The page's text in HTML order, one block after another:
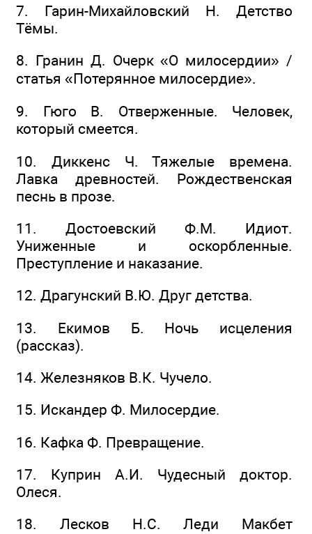
7. Гарин-Михайловский Н. Детство
Тёмы.
8. Гранин Д. Очерк «О милосердии» /
статья «Потерянное милосердие».
9. Гюго В. Отверженные. Человек,
который смеется.
10. Диккенс Ч. Тяжелые времена.
Лавка древностей. Рождественская
песнь в прозе.
11. Достоевский Ф.М. Идиот.
Униженные и оскорбленные.
Преступление и наказание.
12. Драгунский В.Ю. Друг детства.
13. Екимов Б. Ночь исцеления
(рассказ).
14. Железняков В.К. Чучело.
15. Искандер Ф. Милосердие.
16. Кафка Ф. Превращение.
17. Куприн А.И. Чудесный доктор.
Олеся.
18. Лесков Н.С. Леди Макбет